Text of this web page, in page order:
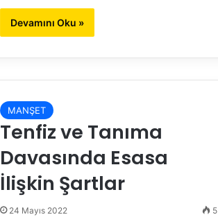
Devamını Oku »
MANŞET
Tenfiz ve Tanıma
Davasında Esasa
İlişkin Şartlar
24 Mayıs 2022 5